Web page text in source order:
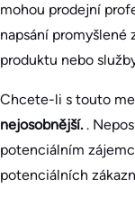
mohou prodejní
napsání promyšlené
produktu nebo
Chcete-li s touto
nejosobnější. .
potenciálním
potenciálních